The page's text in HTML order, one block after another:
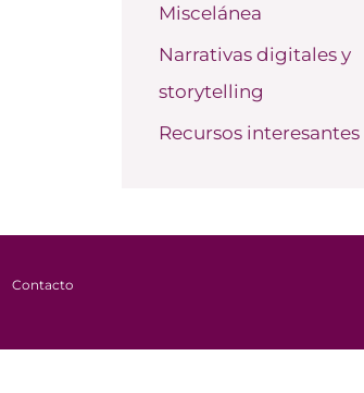
Miscelánea
Narrativas digitales y
storytelling
Recursos interesantes
Contacto